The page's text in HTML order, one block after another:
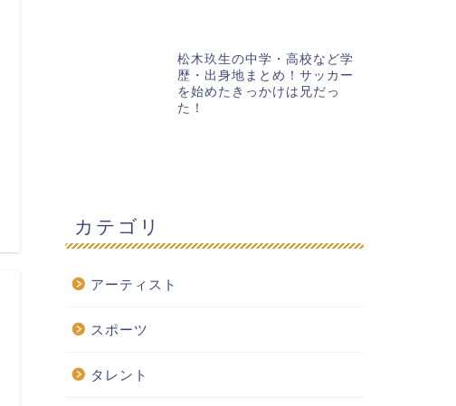
松木玖生の中学・高校など学
歴・出身地まとめ！サッカー
を始めたきっかけは兄だっ
た！
カテゴリ
アーティスト
スポーツ
タレント